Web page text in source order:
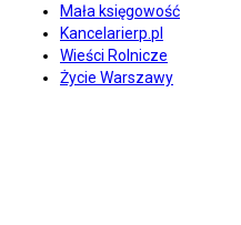
Mała księgowość
Kancelarierp.pl
Wieści Rolnicze
Życie Warszawy